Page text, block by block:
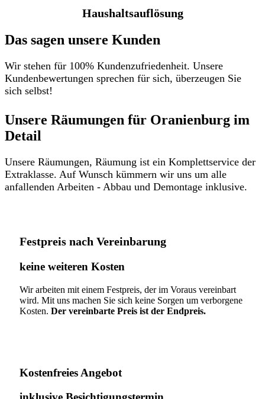
Haushaltsauflösung
Das sagen unsere Kunden
Wir stehen für 100% Kundenzufriedenheit. Unsere
Kundenbewertungen sprechen für sich, überzeugen Sie
sich selbst!
Unsere Räumungen für Oranienburg im
Detail​
Unsere Räumungen, Räumung ist ein Komplettservice der
Extraklasse. Auf Wunsch kümmern wir uns um alle
anfallenden Arbeiten - Abbau und Demontage inklusive.
Festpreis nach Vereinbarung
keine weiteren Kosten
Wir arbeiten mit einem Festpreis, der im Voraus vereinbart
wird. Mit uns machen Sie sich keine Sorgen um verborgene
Kosten. Der vereinbarte Preis ist der Endpreis.
Kostenfreies Angebot